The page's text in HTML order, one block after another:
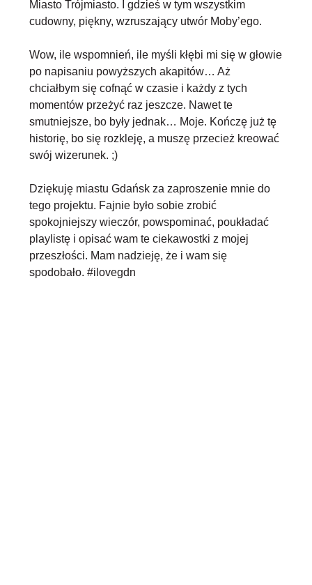
Miasto Trójmiasto. I gdzieś w tym wszystkim
cudowny, piękny, wzruszający utwór Moby’ego.
Wow, ile wspomnień, ile myśli kłębi mi się w głowie
po napisaniu powyższych akapitów… Aż
chciałbym się cofnąć w czasie i każdy z tych
momentów przeżyć raz jeszcze. Nawet te
smutniejsze, bo były jednak… Moje. Kończę już tę
historię, bo się rozkleję, a muszę przecież kreować
swój wizerunek. ;)
Dziękuję miastu Gdańsk za zaproszenie mnie do
tego projektu. Fajnie było sobie zrobić
spokojniejszy wieczór, powspominać, poukładać
playlistę i opisać wam te ciekawostki z mojej
przeszłości. Mam nadzieję, że i wam się
spodobało. #ilovegdn